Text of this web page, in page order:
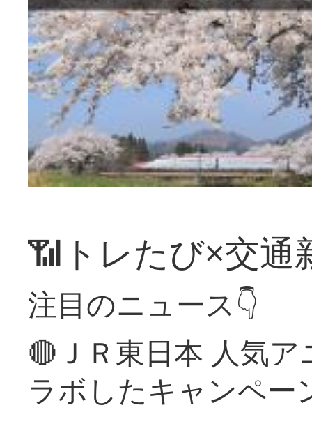
📶トレたび×交通
注目のニュース👇
🔴ＪＲ東日本 人気
ラボしたキャンペー